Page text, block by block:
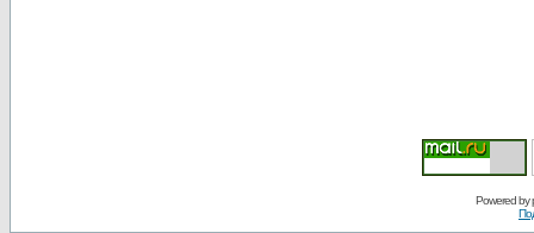
Powered by